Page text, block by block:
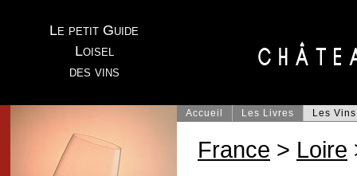
Le petit Guide
Loisel
des vins
Accueil Les Livres Les Vins
France > Loire